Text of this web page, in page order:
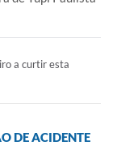
a curtir esta
DE ACIDENTE